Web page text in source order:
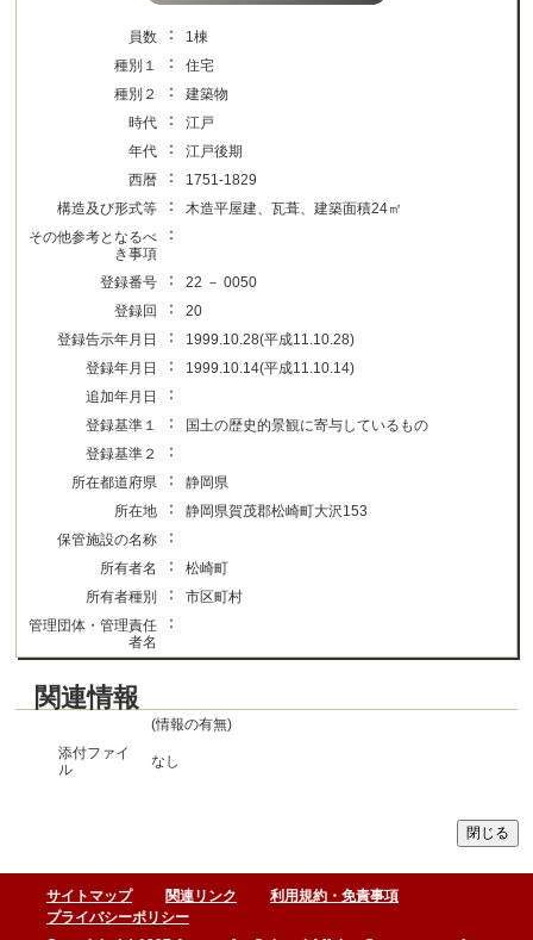
員数 ：
1棟
種別１
：
住宅
種別２
：
建築物
時代
：
江戸
年代
：
江戸後期
西暦
：
1751-1829
構造及び形式等
：
木造平屋建、瓦葺、建築面積24㎡
その他参考となるべ
き事項
：
登録番号 ：
22 － 0050
登録回
：
20
登録告示年月日
：
1999.10.28(平成11.10.28)
登録年月日
：
1999.10.14(平成11.10.14)
追加年月日
：
登録基準１ ：
国土の歴史的景観に寄与しているもの
登録基準２
：
所在都道府県 ：
静岡県
所在地
：
静岡県賀茂郡松崎町大沢153
保管施設の名称
：
所有者名 ：
松崎町
所有者種別
：
市区町村
管理団体・管理責任
者名
：
関連情報
(情報の有無)
添付ファイ
ル
なし
サイトマップ 関連リンク
利用規約・免責事項
プライバシーポリシー